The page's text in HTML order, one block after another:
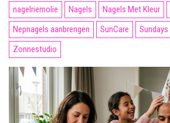
nagelriemolie
Nagels Nagels Met Kleur
Nepnagels aanbrengen
SunCare Sundays
Zonnestudio